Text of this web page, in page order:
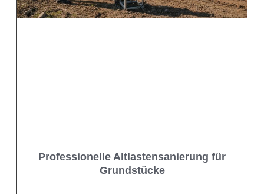
Professionelle Altlastensanierung für
Grundstücke